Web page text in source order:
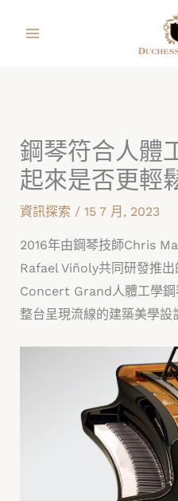
鋼琴符合人體
起來是否更輕
資訊探索 / 15 7 月, 2023
2016年由鋼琴技師Chris
Rafael Viñoly共同研發推
Concert Grand人體工學鋼
整台呈現流線的建築美學設
line